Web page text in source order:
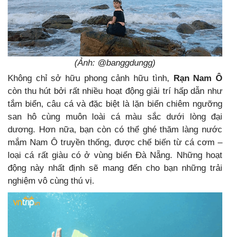
(Ảnh: @banggdungg)
Không chỉ sở hữu phong cảnh hữu tình,
Rạn Nam Ô
còn thu hút bởi rất nhiều hoạt động giải trí hấp dẫn như
tắm biển, câu cá và đặc biệt là lặn biển chiêm ngưỡng
san hô cùng muôn loài cá màu sắc dưới lòng đại
dương. Hơn nữa, bạn còn có thể ghé thăm làng nước
mắm Nam Ô truyền thống, được chế biến từ cá cơm –
loại cá rất giàu có ở vùng biển Đà Nẵng. Những hoạt
động này nhất định sẽ mang đến cho bạn những trải
nghiệm vô cùng thú vị.